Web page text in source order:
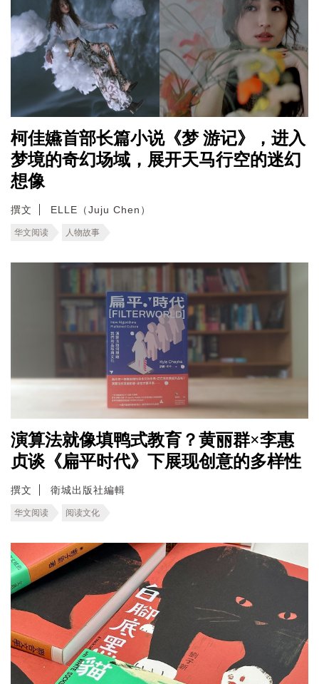
柯佳嬿首部长篇小说《梦 游记》，进入
梦境的奇幻场域，展开天马行空的迷幻
想像
撰文 ELLE（Juju Chen）
华文阅读 人物故事
演算法就像填鸭式教育？黄丽群×李惠
贞谈《扁平时代》下展现创意的多样性
撰文 衛城出版社編輯
华文阅读 阅读文化